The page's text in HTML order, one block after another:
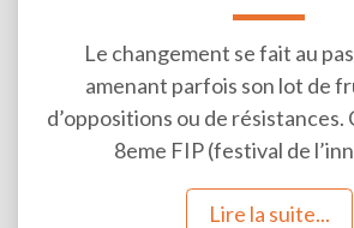
Le changement se fait au
amenant parfois son lot de
d’oppositions ou de résistances.
8eme FIP (festival de
pédagogique), r...
Lire la suite...